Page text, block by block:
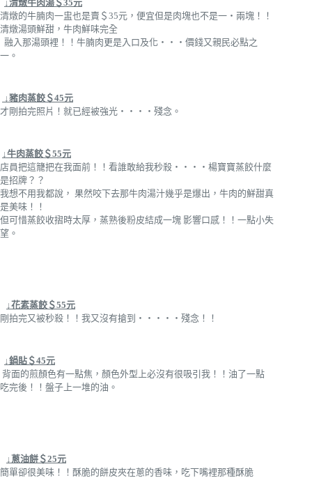
↓清燉牛肉湯＄35元
清燉的牛腩肉一盅也是賣＄35元，便宜但是肉塊也不是一‧兩塊！！
清燉湯頭鮮甜，牛肉鮮味完全
融入那湯頭裡！！牛腩肉更是入口及化‧‧‧價錢又親民必點之
一。
↓豬肉蒸餃＄45元
才剛拍完照片！就已經被強光‧‧‧‧殘念。
↓牛肉蒸餃＄55元
店員把這籠把在我面前！！看誰敢給我秒殺‧‧‧‧楊寶寶蒸餃什麼
是招牌？？
我想不用我都說， 果然咬下去那牛肉湯汁幾乎是爆出，牛肉的鮮甜真
是美味！！
但可惜蒸餃收摺時太厚，蒸熟後粉皮結成一塊 影響口感！！一點小失
望。
↓花素蒸餃＄55元
剛拍完又被秒殺！！我又沒有搶到‧‧‧‧‧殘念！！
↓鍋貼＄45元
背面的煎顏色有一點焦，顏色外型上必沒有很吸引我！！油了一點
吃完後！！盤子上一堆的油。
↓蔥油餅＄25元
簡單卻很美味！！酥脆的餅皮夾在蔥的香味，吃下嘴裡那種酥脆